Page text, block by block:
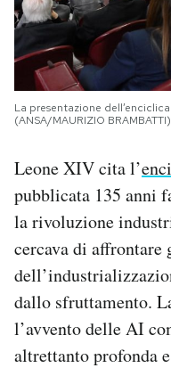
La presentazione
(ANSA/MAURIZIO BRAMBATTI)
Leone XIV cita l’
pubblicata 135 anni
la rivoluzione
cercava di
dallo sfruttamento.
l’avvento delle AI
altrettanto profonda